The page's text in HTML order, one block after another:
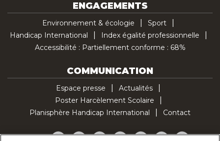
ENGAGEMENTS
Environnement & écologie
Sport
Handicap International
Index égalité professionnelle
Accessibilité : Partiellement conforme : 68%
COMMUNICATION
Espace presse
Actualités
Poster Harcèlement Scolaire
Planisphère Handicap International
Contact
Facebook
TwitterYouTubePinterestInstagramLinkedInTikTok